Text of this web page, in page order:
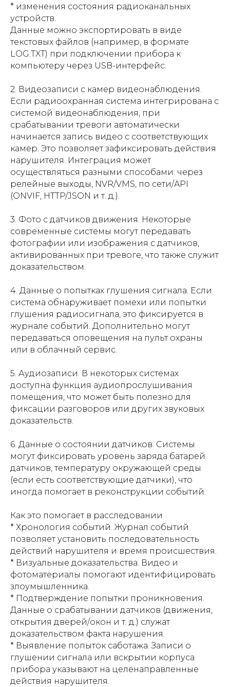
* изменения состояния радиоканальных
устройств.
Данные можно экспортировать в виде
текстовых файлов (например, в формате
LOG.TXT) при подключении прибора к
компьютеру через USB-интерфейс.
2. Видеозаписи с камер видеонаблюдения.
Если радиоохранная система интегрирована с
системой видеонаблюдения, при
срабатывании тревоги автоматически
начинается запись видео с соответствующих
камер. Это позволяет зафиксировать действия
нарушителя. Интеграция может
осуществляться разными способами: через
релейные выходы, NVR/VMS, по сети/API
(ONVIF, HTTP/JSON и т. д.).
3. Фото с датчиков движения. Некоторые
современные системы могут передавать
фотографии или изображения с датчиков,
активированных при тревоге, что также служит
доказательством.
4. Данные о попытках глушения сигнала. Если
система обнаруживает помехи или попытки
глушения радиосигнала, это фиксируется в
журнале событий. Дополнительно могут
передаваться оповещения на пульт охраны
или в облачный сервис.
5. Аудиозаписи. В некоторых системах
доступна функция аудиопрослушивания
помещения, что может быть полезно для
фиксации разговоров или других звуковых
доказательств.
6. Данные о состоянии датчиков. Системы
могут фиксировать уровень заряда батарей
датчиков, температуру окружающей среды
(если есть соответствующие датчики), что
иногда помогает в реконструкции событий.
Как это помогает в расследовании
* Хронология событий. Журнал событий
позволяет установить последовательность
действий нарушителя и время происшествия.
* Визуальные доказательства. Видео и
фотоматериалы помогают идентифицировать
злоумышленника.
* Подтверждение попытки проникновения.
Данные о срабатывании датчиков (движения,
открытия дверей/окон и т. д.) служат
доказательством факта нарушения.
* Выявление попыток саботажа. Записи о
глушении сигнала или вскрытии корпуса
прибора указывают на целенаправленные
действия нарушителя.